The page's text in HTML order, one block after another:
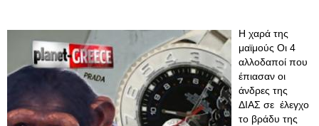
Η χαρά της
μαϊμούς Οι 4
αλλοδαποί που
έπιασαν οι
άνδρες της
ΔΙΑΣ σε έλεγχο
το βράδυ της